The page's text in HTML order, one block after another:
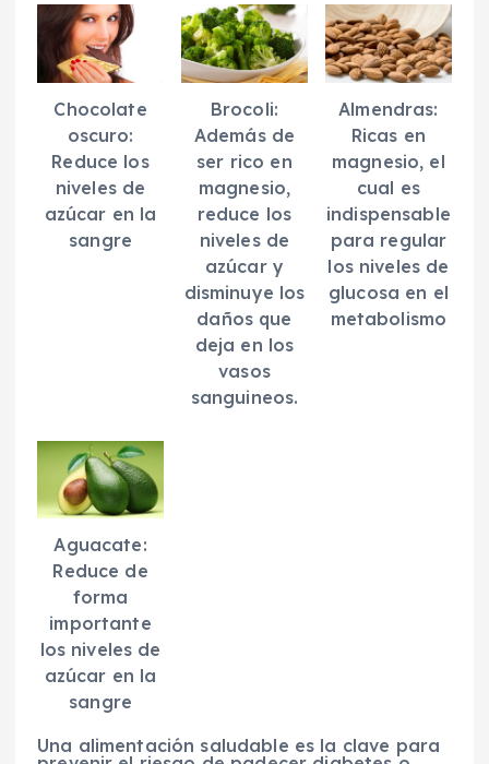
Chocolate
oscuro:
Reduce los
niveles de
azúcar en la
sangre
Brocoli:
Además de
ser rico en
magnesio,
reduce los
niveles de
azúcar y
disminuye los
daños que
deja en los
vasos
sanguineos.
Almendras:
Ricas en
magnesio, el
cual es
indispensable
para regular
los niveles de
glucosa en el
metabolismo
Aguacate:
Reduce de
forma
importante
los niveles de
azúcar en la
sangre
Una alimentación saludable es la clave para